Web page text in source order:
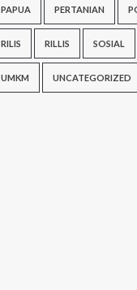
PAPUA PERTANIAN
RILIS RILLIS SOSIAL
UMKM UNCATEGORIZED